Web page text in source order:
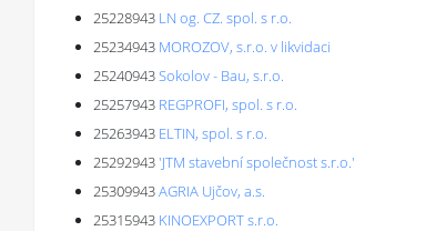
25228943 LN og. CZ. spol. s r.o.
25234943 MOROZOV, s.r.o. v likvidaci
25240943Sokolov - Bau, s.r.o.
25257943 REGPROFI, spol. s r.o.
25263943 ELTIN, spol. s r.o.
25292943'JTM stavební společnost s.r.o.'
25309943AGRIA Ujčov, a.s.
25315943 KINOEXPORT s.r.o.